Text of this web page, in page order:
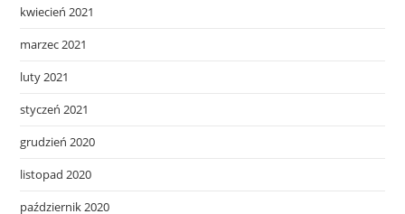
kwiecień 2021
marzec 2021
luty 2021
styczeń 2021
grudzień 2020
listopad 2020
październik 2020